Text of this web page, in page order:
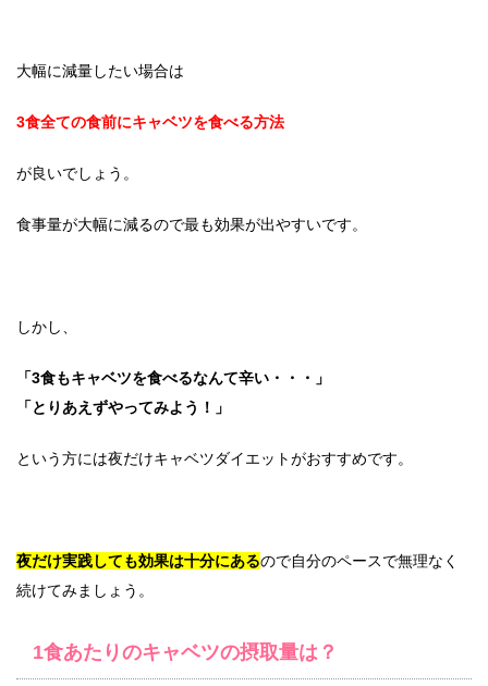
大幅に減量したい場合は
3食全ての食前にキャベツを食べる方法
が良いでしょう。
食事量が大幅に減るので最も効果が出やすいです。
しかし、
「3食もキャベツを食べるなんて辛い・・・」
「とりあえずやってみよう！」
という方には夜だけキャベツダイエットがおすすめです。
夜だけ実践しても効果は十分にあるので自分のペースで無理なく
続けてみましょう。
1食あたりのキャベツの摂取量は？